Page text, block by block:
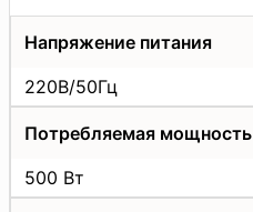
Напряжение питания
220В/50Гц
Потребляемая мощность
500 Вт